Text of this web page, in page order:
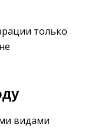
только
видами